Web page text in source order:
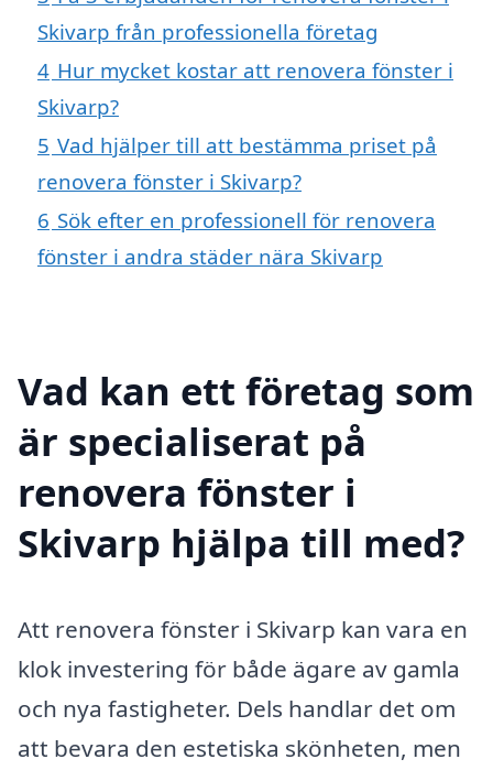
Skivarp från professionella företag
4 Hur mycket kostar att renovera fönster i
Skivarp?
5 Vad hjälper till att bestämma priset på
renovera fönster i Skivarp?
6 Sök efter en professionell för renovera
fönster i andra städer nära Skivarp
Vad kan ett företag som
är specialiserat på
renovera fönster i
Skivarp hjälpa till med?
Att renovera fönster i Skivarp kan vara en
klok investering för både ägare av gamla
och nya fastigheter. Dels handlar det om
att bevara den estetiska skönheten, men